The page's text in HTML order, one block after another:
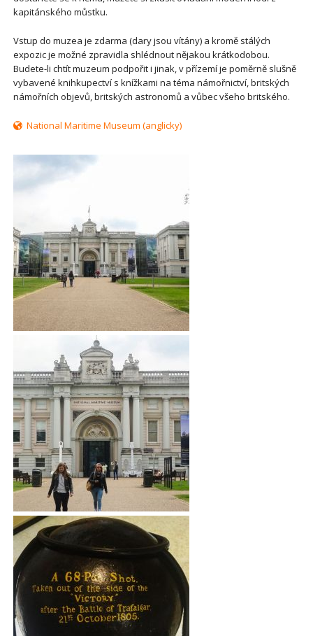
kapitánského můstku.
Vstup do muzea je zdarma (dary jsou vítány) a kromě stálých
expozic je možné zpravidla shlédnout nějakou krátkodobou.
Budete-li chtít muzeum podpořit i jinak, v přízemí je poměrně slušně
vybavené knihkupectví s knížkami na téma námořnictví, britských
námořních objevů, britských astronomů a vůbec všeho britského.
National Maritime Museum (anglicky)